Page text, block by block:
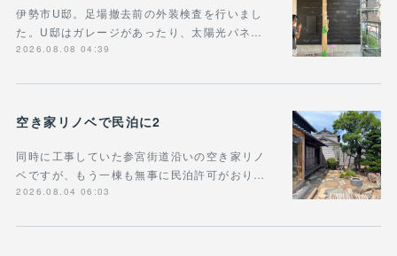
伊勢市U邸。足場撤去前の外装検査を行いまし
た。U邸はガレージがあったり、太陽光パネ…
2026.08.08 04:39
空き家リノベで民泊に2
同時に工事していた参宮街道沿いの空き家リノ
ベですが、もう一棟も無事に民泊許可がおり…
2026.08.04 06:03